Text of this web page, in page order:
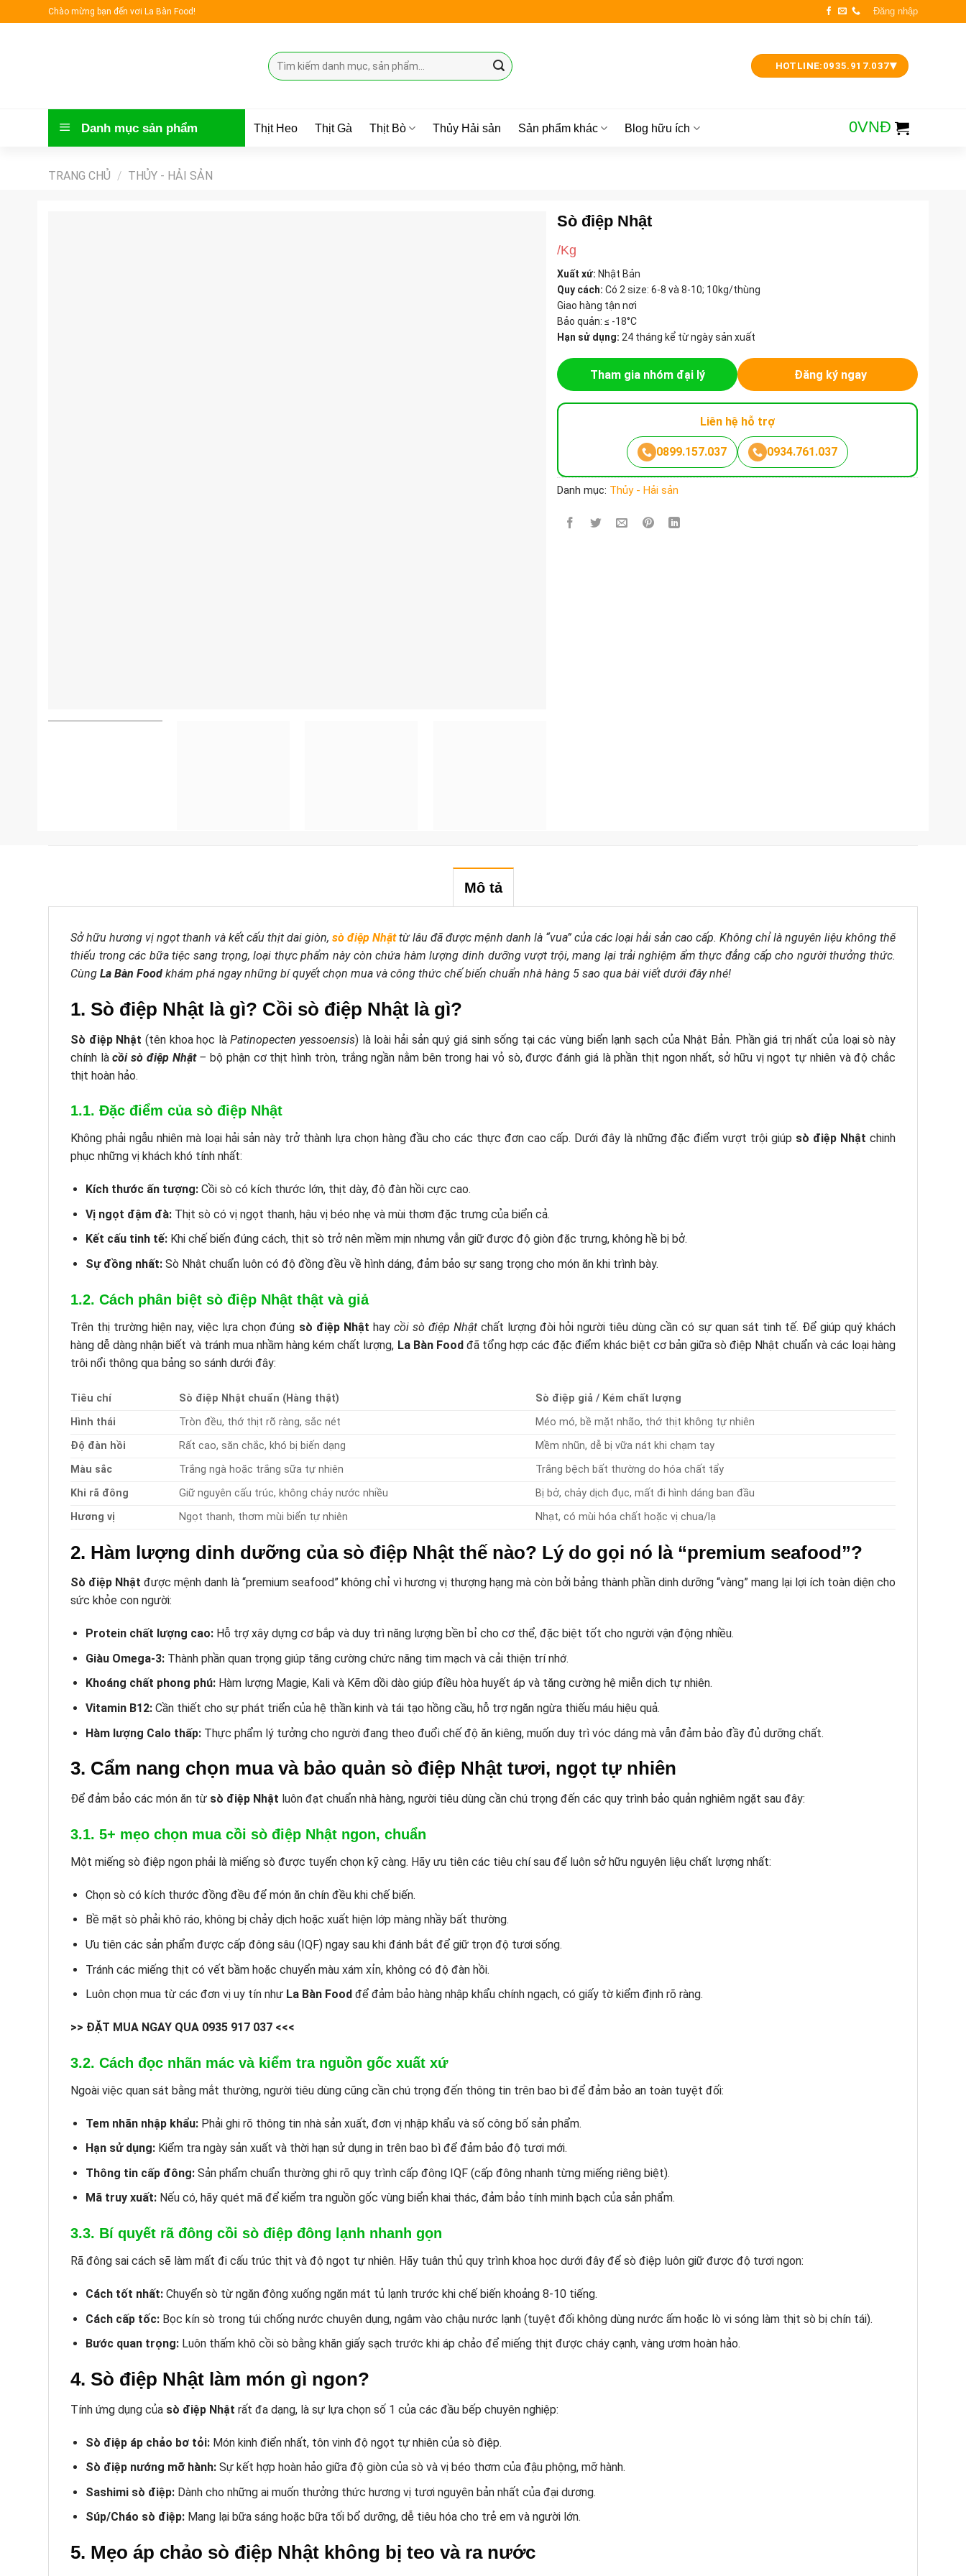
to
Chào mừng bạn đến vơi La Bàn Food! Đăng nhập
Tìm
kiếm:
HOTLINE: 0935.917.037▾
Danh mục sản phẩm Thịt Heo Thịt Gà Thịt Bò Thủy Hải sản Sản phẩm khác Blog hữu ích 0VNĐ
TRANG CHỦ / THỦY - HẢI SẢN
Sò điệp Nhật
/Kg
Xuất xứ: Nhật Bản
Quy cách: Có 2 size: 6-8 và 8-10; 10kg/thùng
Giao hàng tận nơi
Bảo quản: ≤ -18°C
Hạn sử dụng: 24 tháng kể từ ngày sản xuất
Tham gia nhóm đại lý Đăng ký ngay
Liên hệ hỗ trợ
0899.157.037 0934.761.037
Danh mục: Thủy - Hải sản
Mô tả
Sở hữu hương vị ngọt thanh và kết cấu thịt dai giòn, sò điệp Nhậttừ lâu đã được mệnh danh là “vua” của các loại hải sản cao cấp. Không chỉ là nguyên liệu không thể
thiếu trong các bữa tiệc sang trọng, loại thực phẩm này còn chứa hàm lượng dinh dưỡng vượt trội, mang lại trải nghiệm ẩm thực đẳng cấp cho người thưởng thức.
Cùng La Bàn Food khám phá ngay những bí quyết chọn mua và công thức chế biến chuẩn nhà hàng 5 sao qua bài viết dưới đây nhé!
1. Sò điệp Nhật là gì? Cồi sò điệp Nhật là gì?
Sò điệp Nhật (tên khoa học làPatinopecten yessoensis) là loài hải sản quý giá sinh sống tại các vùng biển lạnh sạch của Nhật Bản. Phần giá trị nhất của loại sò này
chính làcồi sò điệp Nhật– bộ phận cơ thịt hình tròn, trắng ngần nằm bên trong hai vỏ sò, được đánh giá là phần thịt ngon nhất, sở hữu vị ngọt tự nhiên và độ chắc
thịt hoàn hảo.
1.1. Đặc điểm của sò điệp Nhật
Không phải ngẫu nhiên mà loại hải sản này trở thành lựa chọn hàng đầu cho các thực đơn cao cấp. Dưới đây là những đặc điểm vượt trội giúp sò điệp Nhật chinh
phục những vị khách khó tính nhất:
Kích thước ấn tượng:Cồi sò có kích thước lớn, thịt dày, độ đàn hồi cực cao.
Vị ngọt đậm đà:Thịt sò có vị ngọt thanh, hậu vị béo nhẹ và mùi thơm đặc trưng của biển cả.
Kết cấu tinh tế:Khi chế biến đúng cách, thịt sò trở nên mềm mịn nhưng vẫn giữ được độ giòn đặc trưng, không hề bị bở.
Sự đồng nhất:Sò Nhật chuẩn luôn có độ đồng đều về hình dáng, đảm bảo sự sang trọng cho món ăn khi trình bày.
1.2. Cách phân biệt sò điệp Nhật thật và giả
Trên thị trường hiện nay, việc lựa chọn đúng sò điệp Nhật hay cồi sò điệp Nhậtchất lượng đòi hỏi người tiêu dùng cần có sự quan sát tinh tế. Để giúp quý khách
hàng dễ dàng nhận biết và tránh mua nhầm hàng kém chất lượng, La Bàn Foodđã tổng hợp các đặc điểm khác biệt cơ bản giữa sò điệp Nhật chuẩn và các loại hàng
trôi nổi thông qua bảng so sánh dưới đây:
Tiêu chí Sò điệp Nhật chuẩn (Hàng thật)
Sò điệp giả / Kém chất lượng
Hình thái
Tròn đều, thớ thịt rõ ràng, sắc nét
Méo mó, bề mặt nhão, thớ thịt không tự nhiên
Độ đàn hồi
Rất cao, săn chắc, khó bị biến dạng
Mềm nhũn, dễ bị vữa nát khi chạm tay
Màu sắc
Trắng ngà hoặc trắng sữa tự nhiên
Trắng bệch bất thường do hóa chất tẩy
Khi rã đông
Giữ nguyên cấu trúc, không chảy nước nhiều
Bị bở, chảy dịch đục, mất đi hình dáng ban đầu
Hương vị
Ngọt thanh, thơm mùi biển tự nhiên Nhạt, có mùi hóa chất hoặc vị chua/lạ
2. Hàm lượng dinh dưỡng của sò điệp Nhật thế nào? Lý do gọi nó là “premium seafood”?
Sò điệp Nhật được mệnh danh là “premium seafood” không chỉ vì hương vị thượng hạng mà còn bởi bảng thành phần dinh dưỡng “vàng” mang lại lợi ích toàn diện cho
sức khỏe con người:
Protein chất lượng cao:Hỗ trợ xây dựng cơ bắp và duy trì năng lượng bền bỉ cho cơ thể, đặc biệt tốt cho người vận động nhiều.
Giàu Omega-3:Thành phần quan trọng giúp tăng cường chức năng tim mạch và cải thiện trí nhớ.
Khoáng chất phong phú:Hàm lượng Magie, Kali và Kẽm dồi dào giúp điều hòa huyết áp và tăng cường hệ miễn dịch tự nhiên.
Vitamin B12:Cần thiết cho sự phát triển của hệ thần kinh và tái tạo hồng cầu, hỗ trợ ngăn ngừa thiếu máu hiệu quả.
Hàm lượng Calo thấp:Thực phẩm lý tưởng cho người đang theo đuổi chế độ ăn kiêng, muốn duy trì vóc dáng mà vẫn đảm bảo đầy đủ dưỡng chất.
3. Cẩm nang chọn mua và bảo quản sò điệp Nhật tươi, ngọt tự nhiên
Để đảm bảo các món ăn từ sò điệp Nhật luôn đạt chuẩn nhà hàng, người tiêu dùng cần chú trọng đến các quy trình bảo quản nghiêm ngặt sau đây:
3.1. 5+ mẹo chọn mua cồi sò điệp Nhật ngon, chuẩn
Một miếng sò điệp ngon phải là miếng sò được tuyển chọn kỹ càng. Hãy ưu tiên các tiêu chí sau để luôn sở hữu nguyên liệu chất lượng nhất:
Chọn sò có kích thước đồng đều để món ăn chín đều khi chế biến.
Bề mặt sò phải khô ráo, không bị chảy dịch hoặc xuất hiện lớp màng nhầy bất thường.
Ưu tiên các sản phẩm được cấp đông sâu (IQF) ngay sau khi đánh bắt để giữ trọn độ tươi sống.
Tránh các miếng thịt có vết bầm hoặc chuyển màu xám xỉn, không có độ đàn hồi.
Luôn chọn mua từ các đơn vị uy tín như La Bàn Food để đảm bảo hàng nhập khẩu chính ngạch, có giấy tờ kiểm định rõ ràng.
>> ĐẶT MUA NGAY QUA 0935 917 037 <<<
3.2. Cách đọc nhãn mác và kiểm tra nguồn gốc xuất xứ
Ngoài việc quan sát bằng mắt thường, người tiêu dùng cũng cần chú trọng đến thông tin trên bao bì để đảm bảo an toàn tuyệt đối:
Tem nhãn nhập khẩu:Phải ghi rõ thông tin nhà sản xuất, đơn vị nhập khẩu và số công bố sản phẩm.
Hạn sử dụng:Kiểm tra ngày sản xuất và thời hạn sử dụng in trên bao bì để đảm bảo độ tươi mới.
Thông tin cấp đông:Sản phẩm chuẩn thường ghi rõ quy trình cấp đông IQF (cấp đông nhanh từng miếng riêng biệt).
Mã truy xuất:Nếu có, hãy quét mã để kiểm tra nguồn gốc vùng biển khai thác, đảm bảo tính minh bạch của sản phẩm.
3.3. Bí quyết rã đông cồi sò điệp đông lạnh nhanh gọn
Rã đông sai cách sẽ làm mất đi cấu trúc thịt và độ ngọt tự nhiên. Hãy tuân thủ quy trình khoa học dưới đây để sò điệp luôn giữ được độ tươi ngon:
Cách tốt nhất:Chuyển sò từ ngăn đông xuống ngăn mát tủ lạnh trước khi chế biến khoảng 8-10 tiếng.
Cách cấp tốc:Bọc kín sò trong túi chống nước chuyên dụng, ngâm vào chậu nước lạnh (tuyệt đối không dùng nước ấm hoặc lò vi sóng làm thịt sò bị chín tái).
Bước quan trọng:Luôn thấm khô cồi sò bằng khăn giấy sạch trước khi áp chảo để miếng thịt được cháy cạnh, vàng ươm hoàn hảo.
4. Sò điệp Nhật làm món gì ngon?
Tính ứng dụng của sò điệp Nhật rất đa dạng, là sự lựa chọn số 1 của các đầu bếp chuyên nghiệp:
Sò điệp áp chảo bơ tỏi:Món kinh điển nhất, tôn vinh độ ngọt tự nhiên của sò điệp.
Sò điệp nướng mỡ hành:Sự kết hợp hoàn hảo giữa độ giòn của sò và vị béo thơm của đậu phộng, mỡ hành.
Sashimi sò điệp:Dành cho những ai muốn thưởng thức hương vị tươi nguyên bản nhất của đại dương.
Súp/Cháo sò điệp:Mang lại bữa sáng hoặc bữa tối bổ dưỡng, dễ tiêu hóa cho trẻ em và người lớn.
5. Mẹo áp chảo sò điệp Nhật không bị teo và ra nước